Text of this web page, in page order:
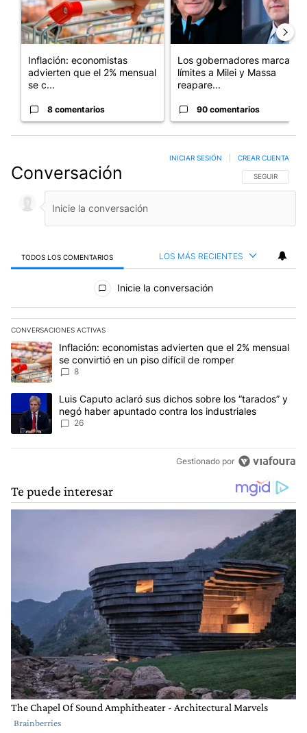
Inflación: economistas
advierten que el 2% mensual
se c...
8 comentarios
Los gobernadores marcan
límites a Milei y Massa
reapare...
90 comentarios
Conversación SIGA ESTA
SEGUIR
INICIAR SESIÓN CREAR CUENTA
TODOS LOS COMENTARIOS LOS MÁS RECIENTES
Todos los comentarios
Inicie la conversación
CONVERSACIONES ACTIVAS
Este listado muestra los artículos con más comentarios en los
Un artículo de tendencia con el título "Inflación: economistas
Inflación: economistas advierten que el 2% mensual
se convirtió en un piso difícil de romper
8
Un artículo de tendencia con el título "Luis Caputo aclaró sus
Luis Caputo aclaró sus dichos sobre los “tarados” y
negó haber apuntado contra los industriales
26
Gestionado por